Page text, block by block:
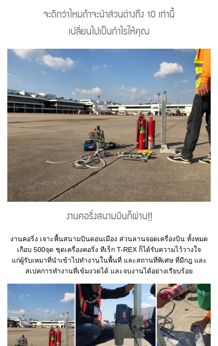
จะดีกว่าไหมถ้าจะนําส่วนต่างถึง 10 เท่านี้
เปลี่ยนไปเป็นกําไรให้คุณ
งานคอริ่งสนามบินก็ผ่าน!!
งานคอริ่ง เจาะพื้นสนามบินดอนเมือง ส่วนลานจอดเครื่องบิน ทั้งหมด
เกือบ 500จุด ชุดเครื่องคอริ่ง ทีเร็ก T-REX ก็ได้รับความไว้วางใจ
แก่ผู้รับเหมาที่นำเข้าไปทำงานในพื้นที่ และสถานที่พิเศษ ที่มีกฎ และ
สเปคการทำงานที่เข้มงวดได้ และจบงานได้อย่างเรียบร้อย